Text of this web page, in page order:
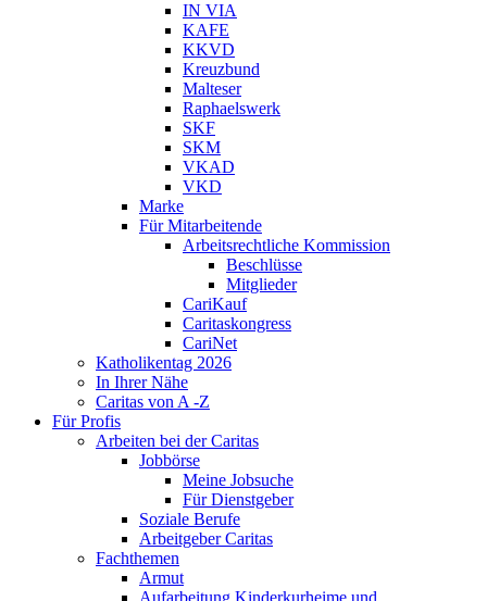
IN VIA
KAFE
KKVD
Kreuzbund
Malteser
Raphaelswerk
SKF
SKM
VKAD
VKD
Marke
Für Mitarbeitende
Arbeitsrechtliche Kommission
Beschlüsse
Mitglieder
CariKauf
Caritaskongress
CariNet
Katholikentag 2026
In Ihrer Nähe
Caritas von A -Z
Für Profis
Arbeiten bei der Caritas
Jobbörse
Meine Jobsuche
Für Dienstgeber
Soziale Berufe
Arbeitgeber Caritas
Fachthemen
Armut